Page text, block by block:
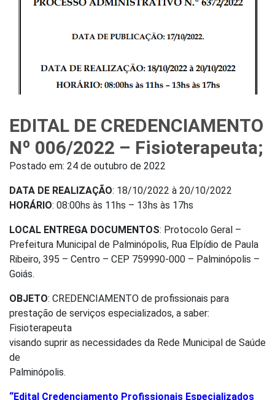
EDITAL DE CREDENCIAMENTO
Nº 006/2022 – Fisioterapeuta;
Postado em: 24 de outubro de 2022
DATA DE REALIZAÇÃO: 18/10/2022 à 20/10/2022
HORÁRIO: 08:00hs às 11hs – 13hs às 17hs
LOCAL ENTREGA DOCUMENTOS: Protocolo Geral –
Prefeitura Municipal de Palminópolis, Rua Elpídio de Paula
Ribeiro, 395 – Centro – CEP 759990-000 – Palminópolis –
Goiás.
OBJETO: CREDENCIAMENTO de profissionais para
prestação de serviços especializados, a saber:
Fisioterapeuta
visando suprir as necessidades da Rede Municipal de Saúde
de
Palminópolis.
“Edital Credenciamento Profissionais Especializados